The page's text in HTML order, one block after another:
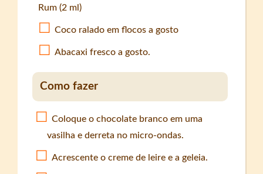
Rum (2 ml)
Coco ralado em flocos a gosto
Abacaxi fresco a gosto.
Como fazer
Coloque o chocolate branco em uma
vasilha e derreta no micro-ondas.
Acrescente o creme de leire e a geleia.